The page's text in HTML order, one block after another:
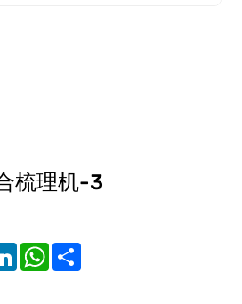
梳理机-3
LinkedInWhatsApp